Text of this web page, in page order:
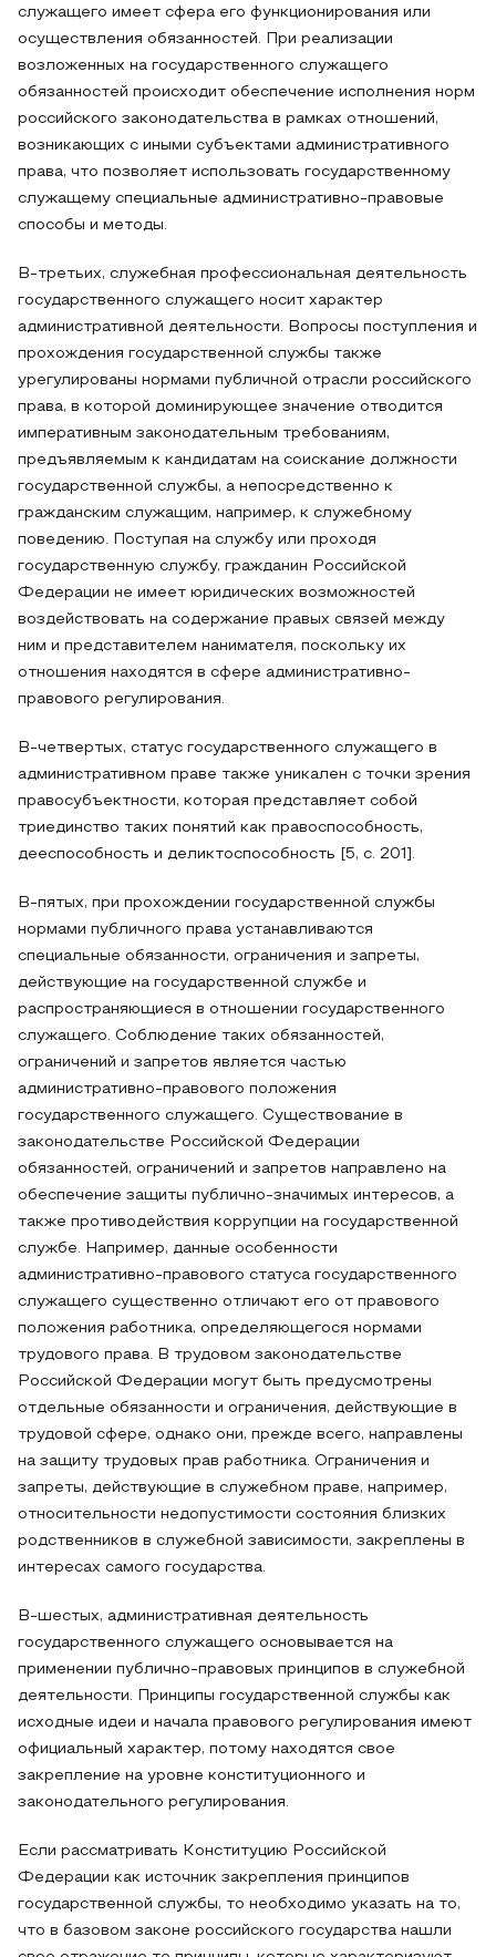
служащего имеет сфера его функционирования или
осуществления обязанностей. При реализации
возложенных на государственного служащего
обязанностей происходит обеспечение исполнения норм
российского законодательства в рамках отношений,
возникающих с иными субъектами административного
права, что позволяет использовать государственному
служащему специальные административно-правовые
способы и методы.
В-третьих, служебная профессиональная деятельность
государственного служащего носит характер
административной деятельности. Вопросы поступления и
прохождения государственной службы также
урегулированы нормами публичной отрасли российского
права, в которой доминирующее значение отводится
императивным законодательным требованиям,
предъявляемым к кандидатам на соискание должности
государственной службы, а непосредственно к
гражданским служащим, например, к служебному
поведению. Поступая на службу или проходя
государственную службу, гражданин Российской
Федерации не имеет юридических возможностей
воздействовать на содержание правых связей между
ним и представителем нанимателя, поскольку их
отношения находятся в сфере административно-
правового регулирования.
В-четвертых, статус государственного служащего в
административном праве также уникален с точки зрения
правосубъектности, которая представляет собой
триединство таких понятий как правоспособность,
дееспособность и деликтоспособность [5, c. 201].
В-пятых, при прохождении государственной службы
нормами публичного права устанавливаются
специальные обязанности, ограничения и запреты,
действующие на государственной службе и
распространяющиеся в отношении государственного
служащего. Соблюдение таких обязанностей,
ограничений и запретов является частью
административно-правового положения
государственного служащего. Существование в
законодательстве Российской Федерации
обязанностей, ограничений и запретов направлено на
обеспечение защиты публично-значимых интересов, а
также противодействия коррупции на государственной
службе. Например, данные особенности
административно-правового статуса государственного
служащего существенно отличают его от правового
положения работника, определяющегося нормами
трудового права. В трудовом законодательстве
Российской Федерации могут быть предусмотрены
отдельные обязанности и ограничения, действующие в
трудовой сфере, однако они, прежде всего, направлены
на защиту трудовых прав работника. Ограничения и
запреты, действующие в служебном праве, например,
относительности недопустимости состояния близких
родственников в служебной зависимости, закреплены в
интересах самого государства.
В-шестых, административная деятельность
государственного служащего основывается на
применении публично-правовых принципов в служебной
деятельности. Принципы государственной службы как
исходные идеи и начала правового регулирования имеют
официальный характер, потому находятся свое
закрепление на уровне конституционного и
законодательного регулирования.
Если рассматривать Конституцию Российской
Федерации как источник закрепления принципов
государственной службы, то необходимо указать на то,
что в базовом законе российского государства нашли